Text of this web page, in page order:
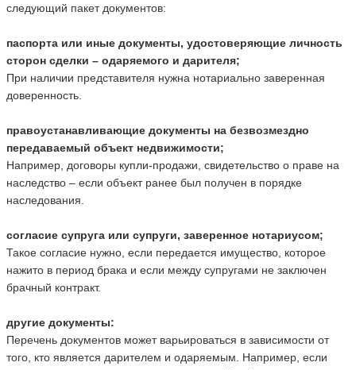
следующий пакет документов:
паспорта или иные документы, удостоверяющие личность
сторон сделки – одаряемого и дарителя;
При наличии представителя нужна нотариально заверенная
доверенность.
правоустанавливающие документы на безвозмездно
передаваемый объект недвижимости;
Например, договоры купли-продажи, свидетельство о праве на
наследство – если объект ранее был получен в порядке
наследования.
согласие супруга или супруги, заверенное нотариусом;
Такое согласие нужно, если передается имущество, которое
нажито в период брака и если между супругами не заключен
брачный контракт.
другие документы:
Перечень документов может варьироваться в зависимости от
того, кто является дарителем и одаряемым. Например, если